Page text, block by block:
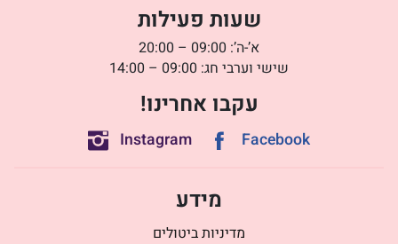
שעות פעילות
א’-ה’: 09:00 – 20:00
שישי וערבי חג: 09:00 – 14:00
עקבו אחרינו!
Facebook
Instagram
מידע
מדיניות ביטולים